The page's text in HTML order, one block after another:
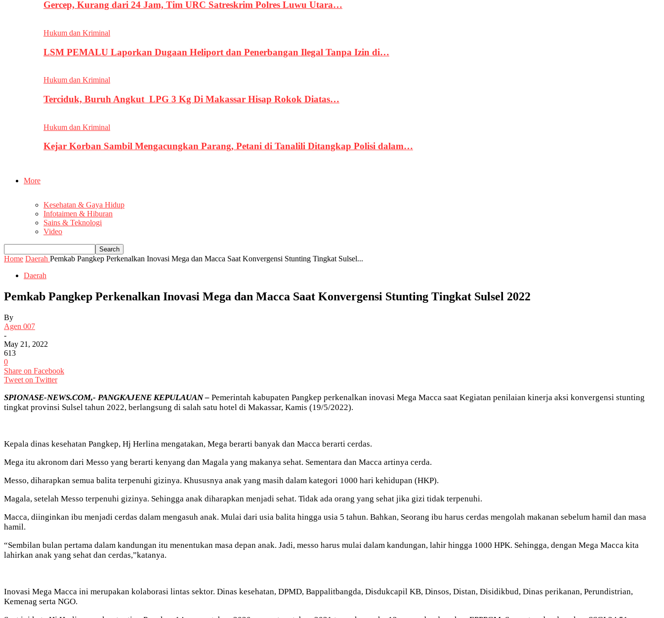
Gercep, Kurang dari 24 Jam, Tim URC Satreskrim Polres Luwu Utara…
Hukum dan Kriminal
LSM PEMALU Laporkan Dugaan Heliport dan Penerbangan Ilegal Tanpa Izin di…
Hukum dan Kriminal
Terciduk, Buruh Angkut LPG 3 Kg Di Makassar Hisap Rokok Diatas…
Hukum dan Kriminal
Kejar Korban Sambil Mengacungkan Parang, Petani di Tanalili Ditangkap Polisi dalam…
More
Kesehatan & Gaya Hidup
Infotaimen & Hiburan
Sains & Teknologi
Video
Home Daerah Pemkab Pangkep Perkenalkan Inovasi Mega dan Macca Saat Konvergensi Stunting Tingkat Sulsel...
Daerah
Pemkab Pangkep Perkenalkan Inovasi Mega dan Macca Saat Konvergensi Stunting Tingkat Sulsel 2022
By
Agen 007
-
May 21, 2022
613
0
Share on Facebook
Tweet on Twitter
SPIONASE-NEWS.COM,- PANGKAJENE KEPULAUAN – Pemerintah kabupaten Pangkep perkenalkan inovasi Mega Macca saat Kegiatan penilaian kinerja aksi konvergensi stunting
tingkat provinsi Sulsel tahun 2022, berlangsung di salah satu hotel di Makassar, Kamis (19/5/2022).
Kepala dinas kesehatan Pangkep, Hj Herlina mengatakan, Mega berarti banyak dan Macca berarti cerdas.
Mega itu akronom dari Messo yang berarti kenyang dan Magala yang makanya sehat. Sementara dan Macca artinya cerda.
Messo, diharapkan semua balita terpenuhi gizinya. Khususnya anak yang masih dalam kategori 1000 hari kehidupan (HKP).
Magala, setelah Messo terpenuhi gizinya. Sehingga anak diharapkan menjadi sehat. Tidak ada orang yang sehat jika gizi tidak terpenuhi.
Macca, diinginkan ibu menjadi cerdas dalam mengasuh anak. Mulai dari usia balita hingga usia 5 tahun. Bahkan, Seorang ibu harus cerdas mengolah makanan sebelum hamil dan masa
hamil.
“Sembilan bulan pertama dalam kandungan itu menentukan masa depan anak. Jadi, messo harus mulai dalam kandungan, lahir hingga 1000 HPK. Sehingga, dengan Mega Macca kita
lahirkan anak yang sehat dan cerdas,”katanya.
Inovasi Mega Macca ini merupakan kolaborasi lintas sektor. Dinas kesehatan, DPMD, Bappalitbangda, Disdukcapil KB, Dinsos, Distan, Disidikbud, Dinas perikanan, Perundistrian,
Kemenag serta NGO.